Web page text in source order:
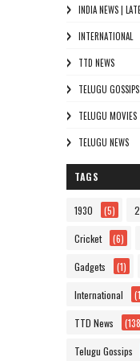
INDIA NEWS |
INTERNATIONAL
TTD NEWS
TELUGU GOSSIPS
TELUGU MOVIES
TELUGU NEWS
TAGS
1930 (5)
Cricket (6)
Gadgets (1)
International
TTD News
Telugu Gossips